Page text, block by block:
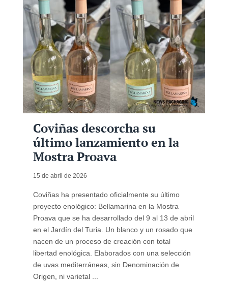
Coviñas descorcha su
último lanzamiento en la
Mostra Proava
15 de abril de 2026
Coviñas ha presentado oficialmente su último
proyecto enológico: Bellamarina en la Mostra
Proava que se ha desarrollado del 9 al 13 de abril
en el Jardín del Turia. Un blanco y un rosado que
nacen de un proceso de creación con total
libertad enológica. Elaborados con una selección
de uvas mediterráneas, sin Denominación de
Origen, ni varietal ...